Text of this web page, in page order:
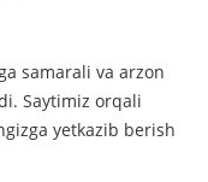
samarali va arzon
Saytimiz orqali
yetkazib berish